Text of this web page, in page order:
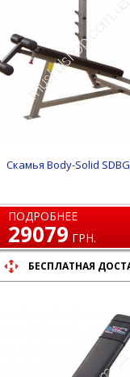
Скамья Body-Solid
ПОДРОБНЕЕ
29079 ГРН.
БЕСПЛАТНАЯ